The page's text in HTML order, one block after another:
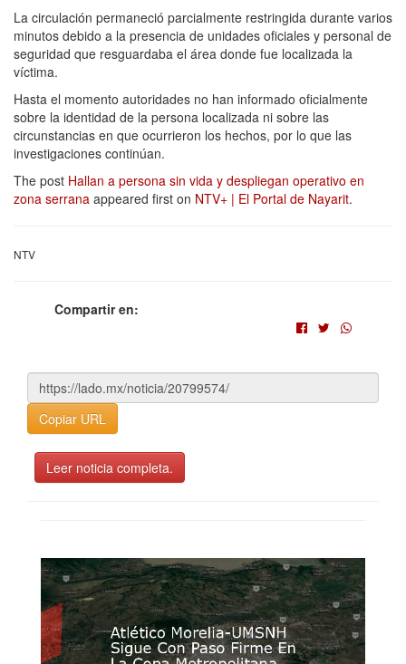
La circulación permaneció parcialmente restringida durante varios
minutos debido a la presencia de unidades oficiales y personal de
seguridad que resguardaba el área donde fue localizada la
víctima.
Hasta el momento autoridades no han informado oficialmente
sobre la identidad de la persona localizada ni sobre las
circunstancias en que ocurrieron los hechos, por lo que las
investigaciones continúan.
The post Hallan a persona sin vida y despliegan operativo en
zona serrana appeared first on NTV+ | El Portal de Nayarit.
NTV
Compartir en:
Copiar URL
Leer noticia completa.